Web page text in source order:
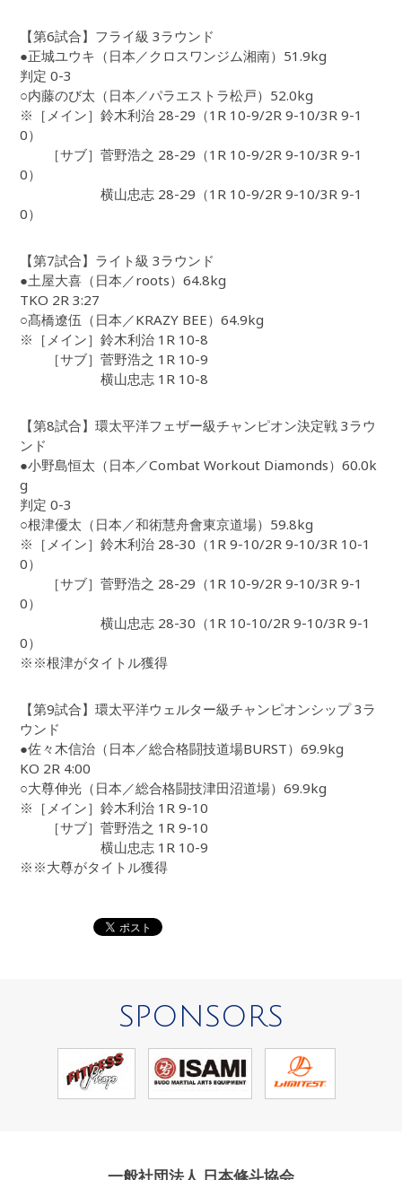
【第6試合】フライ級 3ラウンド
●正城ユウキ（日本／クロスワンジム湘南）51.9kg
判定 0-3
○内藤のび太（日本／パラエストラ松戸）52.0kg
※［メイン］鈴木利治 28-29（1R 10-9/2R 9-10/3R 9-1
0）
［サブ］菅野浩之 28-29（1R 10-9/2R 9-10/3R 9-1
0）
横山忠志 28-29（1R 10-9/2R 9-10/3R 9-1
0）
【第7試合】ライト級 3ラウンド
●土屋大喜（日本／roots）64.8kg
TKO 2R 3:27
○髙橋遼伍（日本／KRAZY BEE）64.9kg
※［メイン］鈴木利治 1R 10-8
［サブ］菅野浩之 1R 10-9
横山忠志 1R 10-8
【第8試合】環太平洋フェザー級チャンピオン決定戦 3ラウ
ンド
●小野島恒太（日本／Combat Workout Diamonds）60.0k
g
判定 0-3
○根津優太（日本／和術慧舟會東京道場）59.8kg
※［メイン］鈴木利治 28-30（1R 9-10/2R 9-10/3R 10-1
0）
［サブ］菅野浩之 28-29（1R 10-9/2R 9-10/3R 9-1
0）
横山忠志 28-30（1R 10-10/2R 9-10/3R 9-1
0）
※※根津がタイトル獲得
【第9試合】環太平洋ウェルター級チャンピオンシップ 3ラ
ウンド
●佐々木信治（日本／総合格闘技道場BURST）69.9kg
KO 2R 4:00
○大尊伸光（日本／総合格闘技津田沼道場）69.9kg
※［メイン］鈴木利治 1R 9-10
［サブ］菅野浩之 1R 9-10
横山忠志 1R 10-9
※※大尊がタイトル獲得
SPONSORS